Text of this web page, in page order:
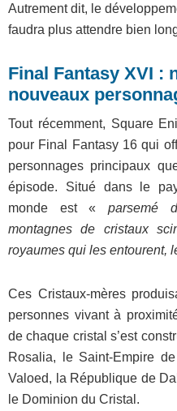
Autrement dit, le
faudra plus attendre bien
Final Fantasy XVI :
nouveaux
Tout récemment, Square
pour Final Fantasy 16 qui
personnages principaux
épisode. Situé dans le
monde est «
montagnes de cristaux
royaumes qui les entourent,
Ces Cristaux-mères
personnes vivant à
de chaque cristal s’est
Rosalia, le Saint-Empire
Valoed, la République de
le Dominion du Cristal.